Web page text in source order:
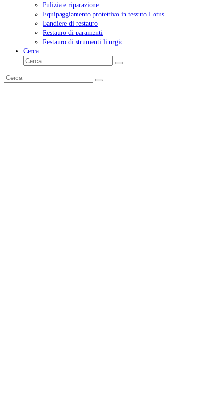
Pulizia e riparazione
Equipaggiamento protettivo in tessuto Lotus
Bandiere di restauro
Restauro di paramenti
Restauro di strumenti liturgici
Cerca
Cerca
Invia
Cerca
Invia